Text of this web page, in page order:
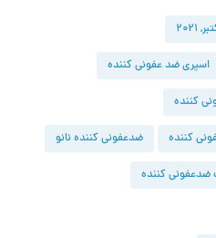
اسپری ضد عفونی کننده
کننده
کننده ضدعفونی کننده نانو
کننده